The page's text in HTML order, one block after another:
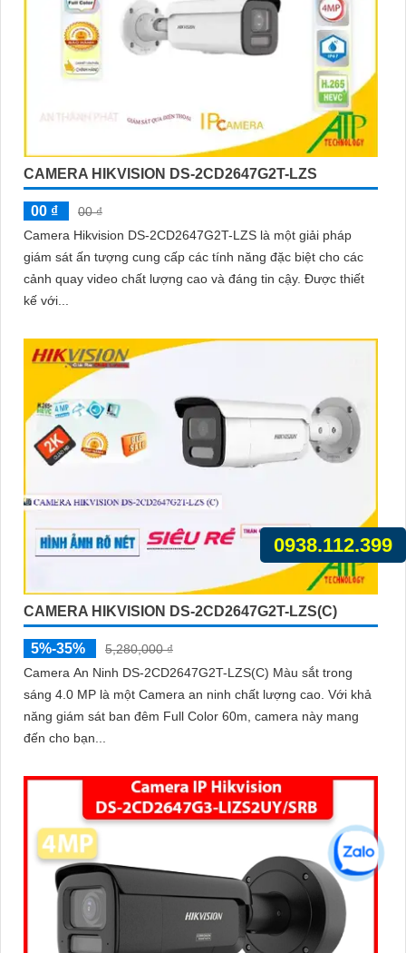
CAMERA HIKVISION DS-2CD2647G2T-LZS
00 ₫
00 ₫
Camera Hikvision DS-2CD2647G2T-LZS là một giải pháp
giám sát ấn tượng cung cấp các tính năng đặc biệt cho các
cảnh quay video chất lượng cao và đáng tin cậy. Được thiết
kế với...
CAMERA HIKVISION DS-2CD2647G2T-LZS(C)
5%-35%
5,280,000 ₫
Camera An Ninh DS-2CD2647G2T-LZS(C) Màu sắt trong
sáng 4.0 MP là một Camera an ninh chất lượng cao. Với khả
năng giám sát ban đêm Full Color 60m, camera này mang
đến cho bạn...
0938.112.399